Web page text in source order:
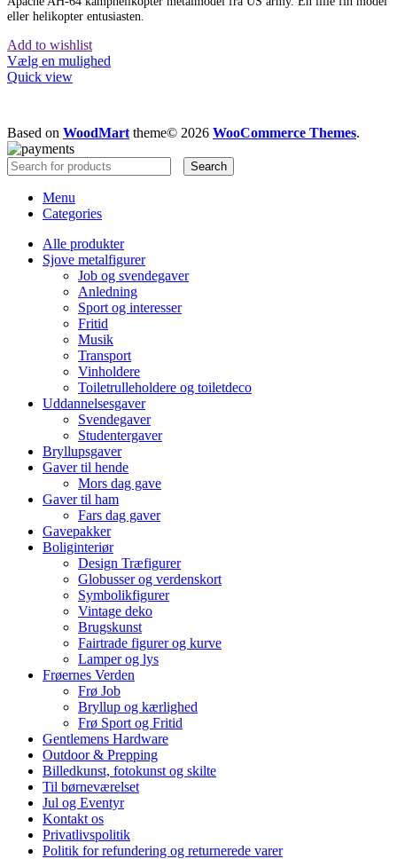
eller helikopter entusiasten.
Add to wishlist
Vælg en mulighed
Quick view
Based on WoodMart theme© 2026 WooCommerce Themes.
Search
Menu
Categories
Alle produkter
Sjove metalfigurer
Job og svendegaver
Anledning
Sport og interesser
Fritid
Musik
Transport
Vinholdere
Toiletrulleholdere og toiletdeco
Uddannelsesgaver
Svendegaver
Studentergaver
Bryllupsgaver
Gaver til hende
Mors dag gave
Gaver til ham
Fars dag gaver
Gavepakker
Boliginteriør
Design Træfigurer
Globusser og verdenskort
Symbolikfigurer
Vintage deko
Brugskunst
Fairtrade figurer og kurve
Lamper og lys
Frøernes Verden
Frø Job
Bryllup og kærlighed
Frø Sport og Fritid
Gentlemens Hardware
Outdoor & Prepping
Billedkunst, fotokunst og skilte
Til børneværelset
Jul og Eventyr
Kontakt os
Privatlivspolitik
Politik for refundering og returnerede varer